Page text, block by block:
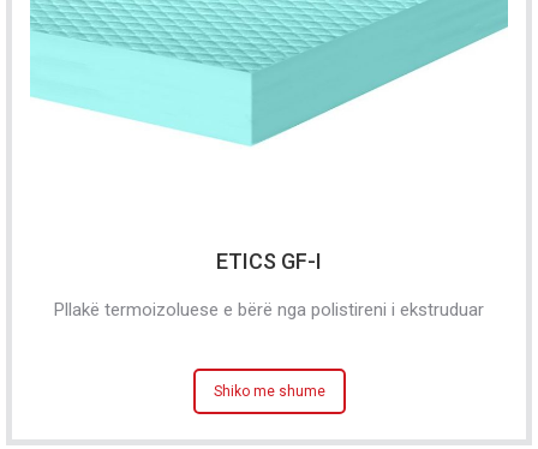
ETICS GF-I
Pllakë termoizoluese e bërë nga polistireni i ekstruduar
Shiko me shume